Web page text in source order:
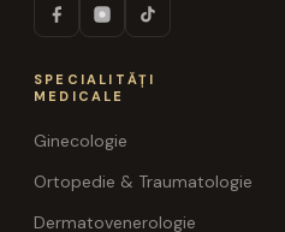
SPECIALITĂȚI
MEDICALE
Ginecologie
Ortopedie & Traumatologie
Dermatovenerologie